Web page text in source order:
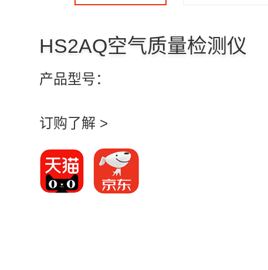
HS2AQ空气质量检测仪
产品型号：
订购了解 >